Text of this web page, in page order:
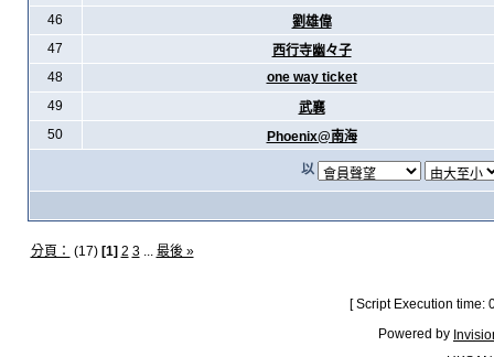
46
劉雄偉
47
西行寺幽々子
48
one way ticket
49
武襄
50
Phoenix@南海
以
分頁： (17) [1] 2 3... 最後 »
[ Script Execution
Powered by